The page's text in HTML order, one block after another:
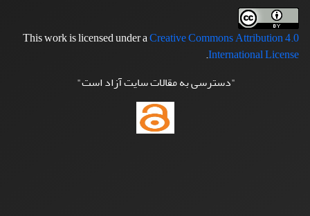
This work is licensed under aCreative Commons Attribution 4.0
International License
.
"دسترسی به مقالات سایت آزاد است"